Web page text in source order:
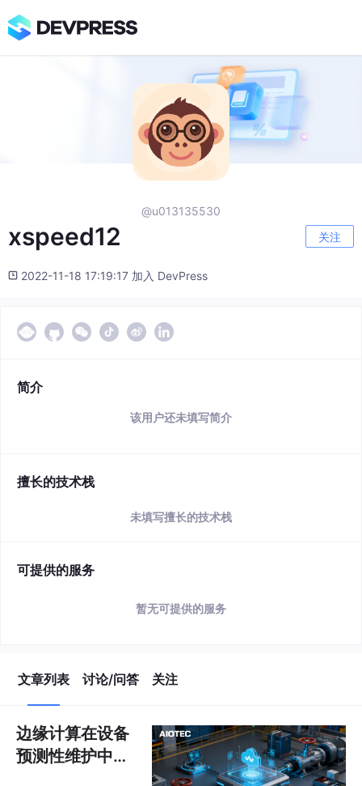
@u013135530
xspeed12 关注
2022-11-18 17:19:17 加入 DevPress
简介
该用户还未填写简介
擅长的技术栈
未填写擅长的技术栈
可提供的服务
暂无可提供的服务
文章列表 讨论/问答 关注
边缘计算在设备
预测性维护中的